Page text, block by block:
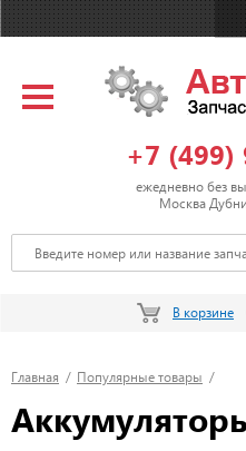
+7 (499)
ежедневно без
Москва
В корзине
Главная / Популярные товары /